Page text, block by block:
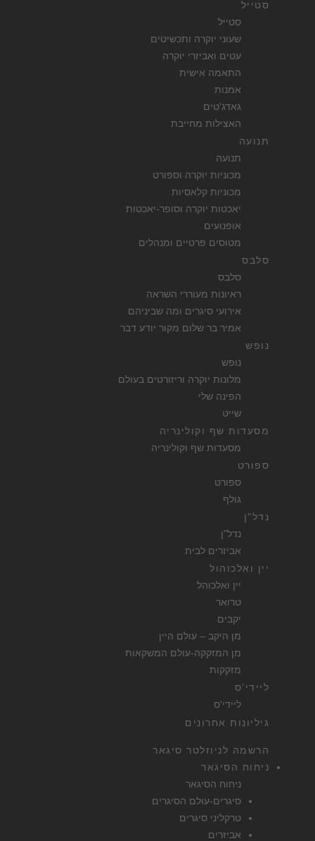
סטייל
סטייל
שעוני יוקרה ותכשיטים
עטים ואביזרי יוקרה
התאמה אישית
אמנות
גאדג'טים
האצילות מחייבת
תנועה
תנועה
מכוניות יוקרה וספורט
מכוניות קלאסיות
יאכטות יוקרה וסופר-יאכטות
אופנועים
מטוסים פרטיים ומנהלים
סלבס
סלבס
ראיונות מעוררי השראה
אירועי סיגרים ומה שביניהם
אמיר בר שלום מקור יודע דבר
נופש
נופש
מלונות יוקרה וריזורטים בעולם
הפינה שלי
שייט
מסעדות שף וקולינריה
מסעדות שף וקולינריה
ספורט
ספורט
גולף
נדל"ן
נדל"ן
אביזרים לבית
יין ואלכוהול
יין ואלכוהל
טרואר
יקבים
מן היקב – עולם היין
מן המזקקה-עולם המשקאות
מזקקות
ליידי'ס
ליידי'ס
גיליונות אחרונים
הרשמה לניוזלטר סיגאר
ניחוח הסיגאר
ניחוח הסיגאר
סיגרים-עולם הסיגרים
טרקליני סיגרים
אביזרים